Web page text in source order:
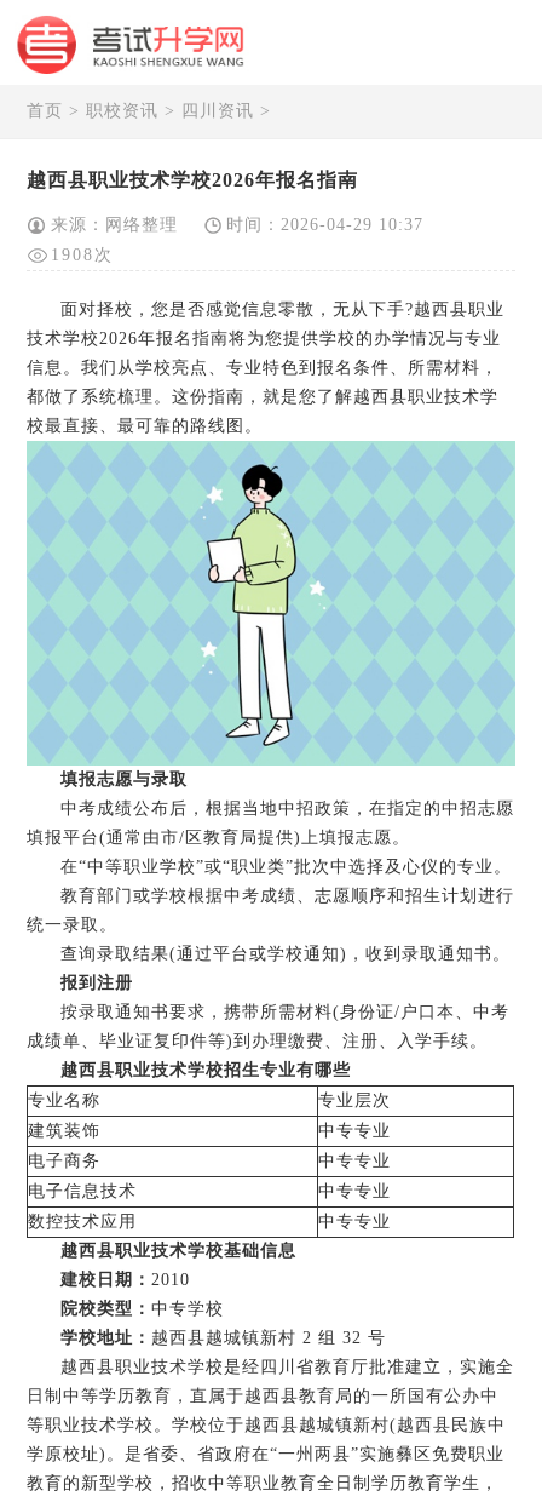
首页 >职校资讯 > 四川资讯 >
越西县职业技术学校2026年报名指南
来源：网络整理
时间：2026-04-29 10:37
1908次
面对择校，您是否感觉信息零散，无从下手?越西县职业
技术学校2026年报名指南将为您提供学校的办学情况与专业
信息。我们从学校亮点、专业特色到报名条件、所需材料，
都做了系统梳理。这份指南，就是您了解越西县职业技术学
校最直接、最可靠的路线图。
填报志愿与录取
中考成绩公布后，根据当地中招政策，在指定的中招志愿
填报平台(通常由市/区教育局提供)上填报志愿。
在“中等职业学校”或“职业类”批次中选择及心仪的专业。
教育部门或学校根据中考成绩、志愿顺序和招生计划进行
统一录取。
查询录取结果(通过平台或学校通知)，收到录取通知书。
报到注册
按录取通知书要求，携带所需材料(身份证/户口本、中考
成绩单、毕业证复印件等)到办理缴费、注册、入学手续。
越西县职业技术学校招生专业有哪些
专业名称
专业层次
建筑装饰
中专专业
电子商务
中专专业
电子信息技术
中专专业
数控技术应用
中专专业
越西县职业技术学校基础信息
建校日期：2010
院校类型：中专学校
学校地址： 越西县越城镇新村 2 组 32 号
越西县职业技术学校是经四川省教育厅批准建立，实施全
日制中等学历教育，直属于越西县教育局的一所国有公办中
等职业技术学校。学校位于越西县越城镇新村(越西县民族中
学原校址)。是省委、省政府在“一州两县”实施彝区免费职业
教育的新型学校，招收中等职业教育全日制学历教育学生，